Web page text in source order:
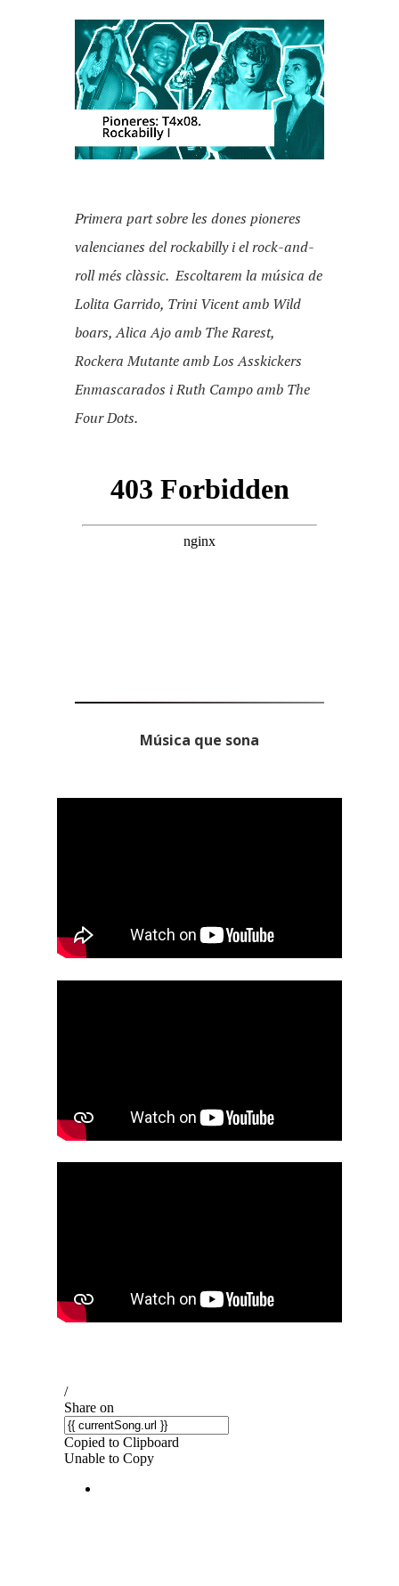
Primera part sobre les dones pioneres
valencianes del rockabilly i el rock-and-
roll més clàssic. Escoltarem la música de
Lolita Garrido, Trini Vicent amb Wild
boars, Alica Ajo amb The Rarest,
Rockera Mutante amb Los Asskickers
Enmascarados i Ruth Campo amb The
Four Dots.
Música que sona